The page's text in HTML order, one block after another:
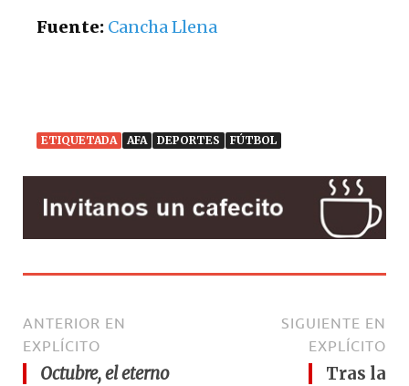
Fuente: Cancha Llena
ETIQUETADA AFA DEPORTES FÚTBOL
ANTERIOR EN
EXPLÍCITO
Octubre, el eterno
SIGUIENTE EN
EXPLÍCITO
Tras la